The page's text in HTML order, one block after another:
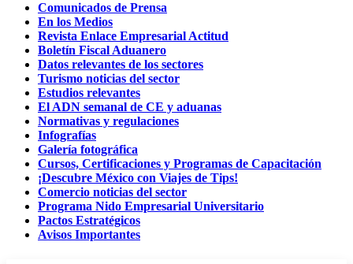
Comunicados de Prensa
En los Medios
Revista Enlace Empresarial Actitud
Boletín Fiscal Aduanero
Datos relevantes de los sectores
Turismo noticias del sector
Estudios relevantes
El ADN semanal de CE y aduanas
Normativas y regulaciones
Infografías
Galería fotográfica
Cursos, Certificaciones y Programas de Capacitación
¡Descubre México con Viajes de Tips!
Comercio noticias del sector
Programa Nido Empresarial Universitario
Pactos Estratégicos
Avisos Importantes